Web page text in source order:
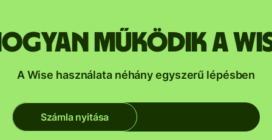
működik a
A Wise használata néhány egyszerű lépésben
Számla nyitása